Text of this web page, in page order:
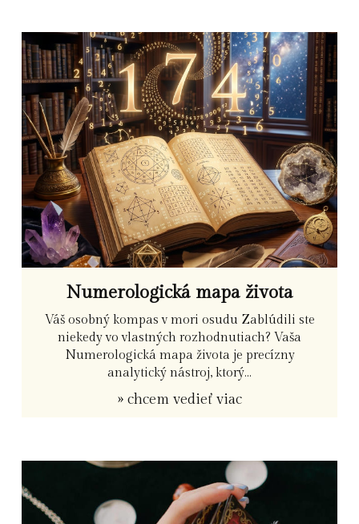
Numerologická mapa života
Váš osobný kompas v mori osudu Zablúdili ste
niekedy vo vlastných rozhodnutiach? Vaša
Numerologická mapa života je precízny
analytický nástroj, ktorý...
» chcem vedieť viac